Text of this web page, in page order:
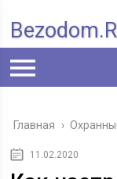
Главная ›
11.02.2020